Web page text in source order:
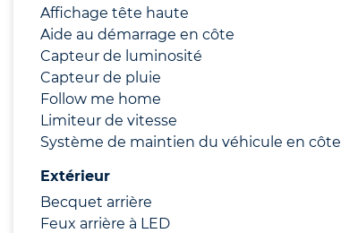
Affichage tête haute
Aide au démarrage en côte
Capteur de luminosité
Capteur de pluie
Follow me home
Limiteur de vitesse
Système de maintien du véhicule en côte
Extérieur
Becquet arrière
Feux arrière à LED